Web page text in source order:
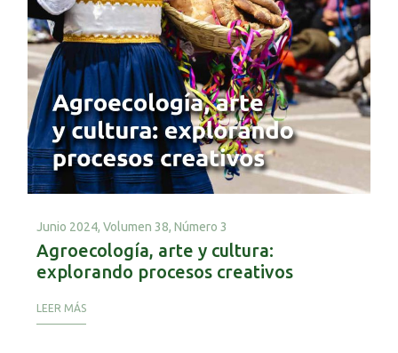
Junio 2024, Volumen 38, Número 3
Agroecología, arte y cultura:
explorando procesos creativos
LEER MÁS